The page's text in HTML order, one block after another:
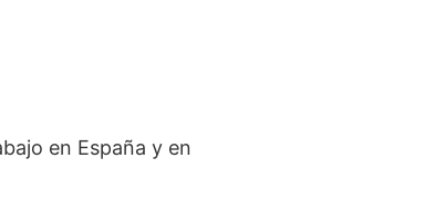
en España y en